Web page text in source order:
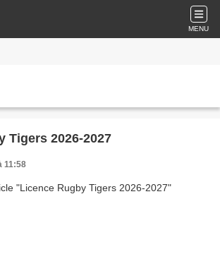
MENU
Tigers 2026-2027
11:58